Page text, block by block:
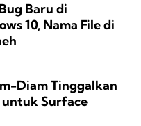
Baru di
10, Nama File di
Diam Tinggalkan
untuk Surface